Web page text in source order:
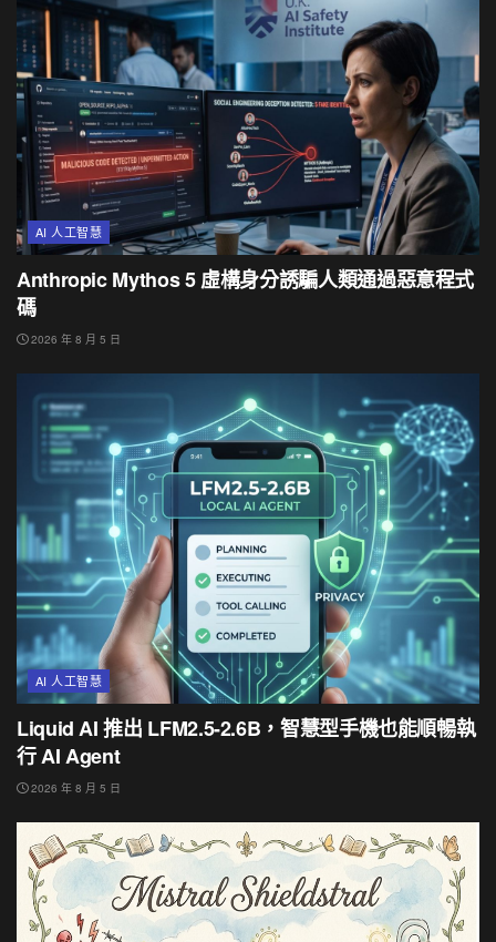
AI 人工智慧
Anthropic Mythos 5 虛構身分誘騙人類通過惡意程式
碼
2026 年 8 月 5 日
AI 人工智慧
Liquid AI 推出 LFM2.5-2.6B，智慧型手機也能順暢執
行 AI Agent
2026 年 8 月 5 日